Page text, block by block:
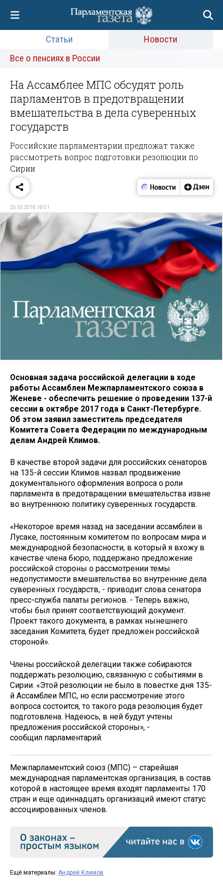
Статьи
Новости
Все о пенсиях в России
На Ассамблее МПС обсудят роль
парламентов в предотвращении
вмешательства в дела суверенных
государств
Российские парламентарии предложат также
рассмотреть вопрос подготовки резолюции по
Сирии
25.10.2016 16:01
Основная задача российской делегации в ходе
работы Ассамблеи Межпарламентского союза в
Женеве - обеспечить решение о проведении 137-й
сессии в октябре 2017 года в Санкт-Петербурге.
Об этом заявил заместитель председателя
Комитета Совета Федерации по международным
делам Андрей Климов.
В качестве второй задачи для российских сенаторов
на 135-й сессии Климов назвал продвижение
документального оформления вопроса о роли
парламента в предотвращении вмешательства извне
во внутреннюю политику суверенных государств.
«Некоторое время назад на заседании ассамблеи в
Лусаке, постоянным комитетом по вопросам мира и
международной безопасности, в который я вхожу в
качестве члена бюро, поддержано предложение
российской стороны о рассмотрении темы
недопустимости вмешательства во внутренние дела
суверенных государств, - приводит слова сенатора
пресс-служба палаты регионов. - Теперь важно,
чтобы был принят соответствующий документ.
Проект такого документа, в рамках нынешнего
заседания Комитета, будет предложен российской
стороной».
Члены российской делегации также собираются
поддержать резолюцию, связанную с событиями в
Сирии. «Этой резолюции не было в повестке дня 135-
й Ассамблеи МПС, но если рассмотрение этого
вопроса состоится, то такого рода резолюция будет
подготовлена. Надеюсь, в ней будут учтены
предложения российской стороны», -
сообщил парламентарий.
Межпарламентский союз (МПС) – старейшая
международная парламентская организация, в состав
которой в настоящее время входят парламенты 170
стран и еще одиннадцать организаций имеют статус
ассоциированных членов.
Ещё материалы: Андрей Климов